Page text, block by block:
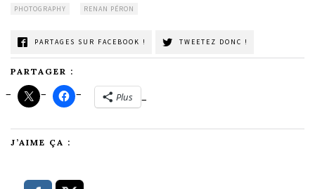
PHOTOGRAPHY RENAN PÉRON
PARTAGES SUR FACEBOOK ! TWEETEZ DONC !
PARTAGER :
Plus
J’AIME ÇA :